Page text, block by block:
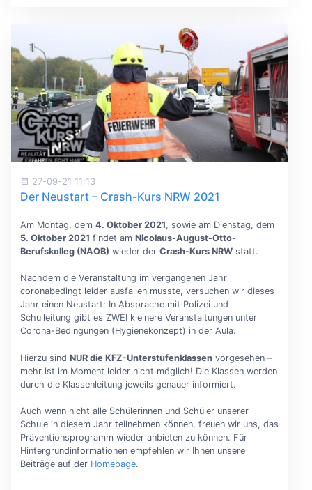
27-09-21 11:13
Der Neustart – Crash-Kurs NRW 2021
Am Montag, dem 4. Oktober 2021, sowie am Dienstag, dem
5. Oktober 2021 findet am Nicolaus-August-Otto-
Berufskolleg (NAOB) wieder der Crash-Kurs NRWstatt.
Nachdem die Veranstaltung im vergangenen Jahr
coronabedingt leider ausfallen musste, versuchen wir dieses
Jahr einen Neustart: In Absprache mit Polizei und
Schulleitung gibt es ZWEI kleinere Veranstaltungen unter
Corona-Bedingungen (Hygienekonzept) in der Aula.
Hierzu sind NUR die KFZ-Unterstufenklassenvorgesehen –
mehr ist im Moment leider nicht möglich! Die Klassen werden
durch die Klassenleitung jeweils genauer informiert.
Auch wenn nicht alle Schülerinnen und Schüler unserer
Schule in diesem Jahr teilnehmen können, freuen wir uns, das
Präventionsprogramm wieder anbieten zu können. Für
Hintergrundinformationen empfehlen wir Ihnen unsere
Beiträge auf der Homepage.